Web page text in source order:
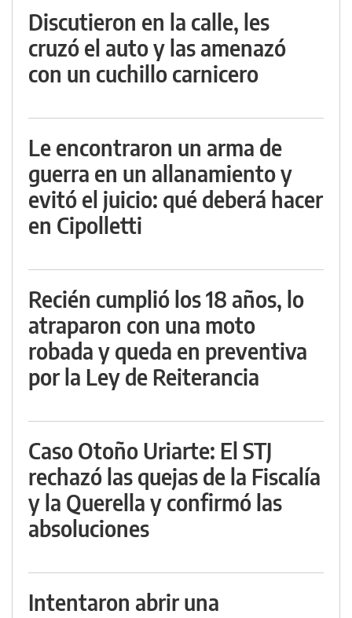
Discutieron en la calle, les
cruzó el auto y las amenazó
con un cuchillo carnicero
Le encontraron un arma de
guerra en un allanamiento y
evitó el juicio: qué deberá hacer
en Cipolletti
Recién cumplió los 18 años, lo
atraparon con una moto
robada y queda en preventiva
por la Ley de Reiterancia
Caso Otoño Uriarte: El STJ
rechazó las quejas de la Fiscalía
y la Querella y confirmó las
absoluciones
Intentaron abrir una